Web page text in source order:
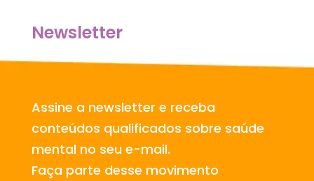
Newsletter
Assine a newsletter e receba
conteúdos qualificados sobre saúde
mental no seu e-mail.
Faça parte desse movimento